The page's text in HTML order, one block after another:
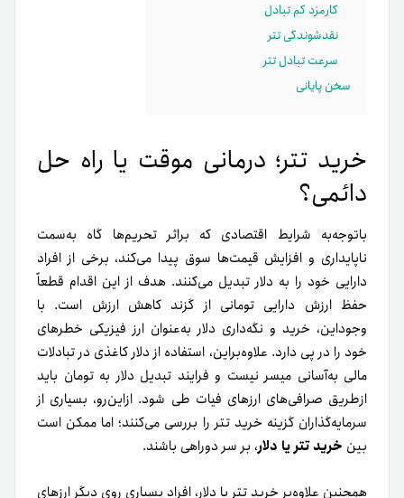
کارمزد کم تبادل
نقدشوندگی تتر
سرعت تبادل تتر
سخن پایانی
خرید تتر؛ درمانی موقت یا راه حل
دائمی؟
باتوجه‌به شرایط اقتصادی که بر‌اثر تحریم‌ها گاه به‌سمت
ناپایداری و افزایش قیمت‌ها سوق پیدا می‌کند، برخی از افراد
دارایی خود را به دلار تبدیل می‌کنند. هدف از این اقدام قطعاً
حفظ ارزش دارایی تومانی از گزند کاهش ارزش است. با
وجوداین، خرید و نگه‌داری دلار به‌عنوان ارز فیزیکی خطرهای
خود را در پی دارد. علاوه‌براین، استفاده از دلار کاغذی در تبادلات
مالی به‌آسانی میسر نیست و فرایند تبدیل دلار به تومان باید
ازطریق صرافی‌های ارزهای فیات طی شود. از‌این‌رو، بسیاری از
سرمایه‌گذاران گزینه خرید تتر را بررسی می‌کنند؛ اما ممکن است
بین خرید تتر یا دلار، بر سر دوراهی باشند.
همچنین علاوه‌بر خرید تتر یا دلار، افراد بسیاری روی دیگر ارزهای